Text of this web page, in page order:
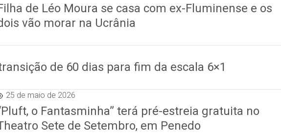
de Léo Moura se casa com ex-Fluminense e os
vão morar na Ucrânia
de 60 dias para fim da escala 6×1
25 de maio de 2026
o Fantasminha” terá pré-estreia gratuita no
Sete de Setembro, em Penedo